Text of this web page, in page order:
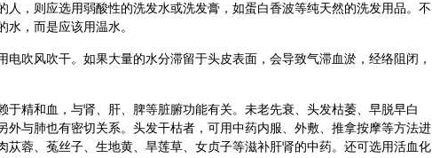
人，则应选用弱酸性的洗发水或洗发膏，如蛋白香波等纯天然的洗发用品。不
，而是应该用温水。
电吹风吹干。如果大量的水分滞留于头皮表面，会导致气滞血淤， 经络阻闭，
于精和血，与肾、肝、脾等脏腑功能有关。未老先衰、头发枯萎、早脱早白
与肺也有密切关系。头发干枯者，可用中药内服、外敷、 推拿按摩等方法进
苁蓉、 菟丝子 、生地黄、 旱莲草 女贞子等滋补肝肾的中药。还可选用活血化